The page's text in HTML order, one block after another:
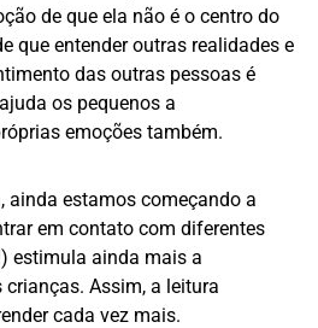
de que ela não é o centro do
que entender outras realidades e
das outras pessoas é
os pequenos a
emoções também.
ainda estamos começando a
em contato com diferentes
estimula ainda mais a
Assim, a leitura
cada vez mais.